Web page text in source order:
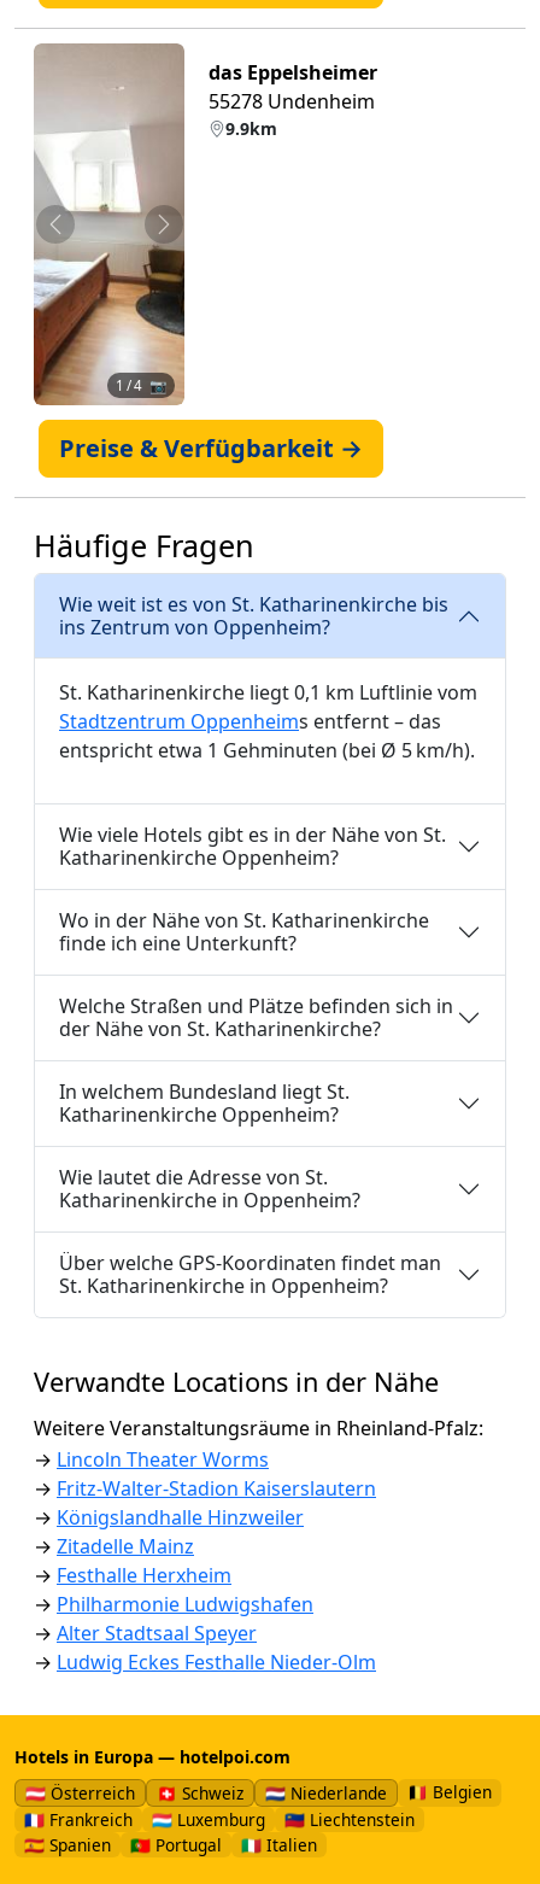
Zurück Weiter
1 / 4 📷
das Eppelsheimer
55278 Undenheim
9.9km
Preise & Verfügbarkeit →
Häufige Fragen
Wie weit ist es von St. Katharinenkirche bis
ins Zentrum von Oppenheim?
St. Katharinenkirche liegt 0,1 km Luftlinie vom
Stadtzentrum Oppenheims entfernt – das
entspricht etwa 1 Gehminuten (bei Ø 5 km/h).
Wie viele Hotels gibt es in der Nähe von St.
Katharinenkirche Oppenheim?
Wo in der Nähe von St. Katharinenkirche
finde ich eine Unterkunft?
Welche Straßen und Plätze befinden sich in
der Nähe von St. Katharinenkirche?
In welchem Bundesland liegt St.
Katharinenkirche Oppenheim?
Wie lautet die Adresse von St.
Katharinenkirche in Oppenheim?
Über welche GPS-Koordinaten findet man
St. Katharinenkirche in Oppenheim?
Verwandte Locations in der Nähe
Weitere Veranstaltungsräume in Rheinland-Pfalz:
→ Lincoln Theater Worms
→ Fritz-Walter-Stadion Kaiserslautern
→ Königslandhalle Hinzweiler
→ Zitadelle Mainz
→ Festhalle Herxheim
→ Philharmonie Ludwigshafen
→ Alter Stadtsaal Speyer
→ Ludwig Eckes Festhalle Nieder-Olm
Hotels in Europa — hotelpoi.com
🇦🇹 Österreich
🇨🇭 Schweiz 🇳🇱 Niederlande
🇧🇪 Belgien
🇫🇷 Frankreich
🇱🇺 Luxemburg
🇱🇮 Liechtenstein
🇪🇸 Spanien
🇵🇹 Portugal 🇮🇹 Italien